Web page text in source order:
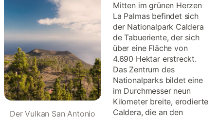
Der Vulkan San Antonio
Mitten im grünen Herzen
La Palmas befindet sich
der Nationalpark Caldera
de Tabueriente, der sich
über eine Fläche von
4.690 Hektar erstreckt.
Das Zentrum des
Nationalparks bildet eine
im Durchmesser neun
Kilometer breite, erodierte
Caldera, die an den